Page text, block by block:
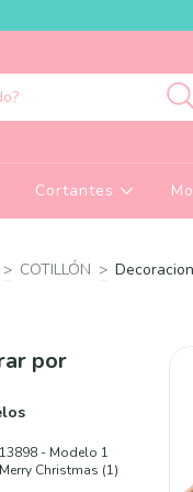
Cortantes
> COTILLÓN >
por
13898 - Modelo 1
Merry Christmas (1)